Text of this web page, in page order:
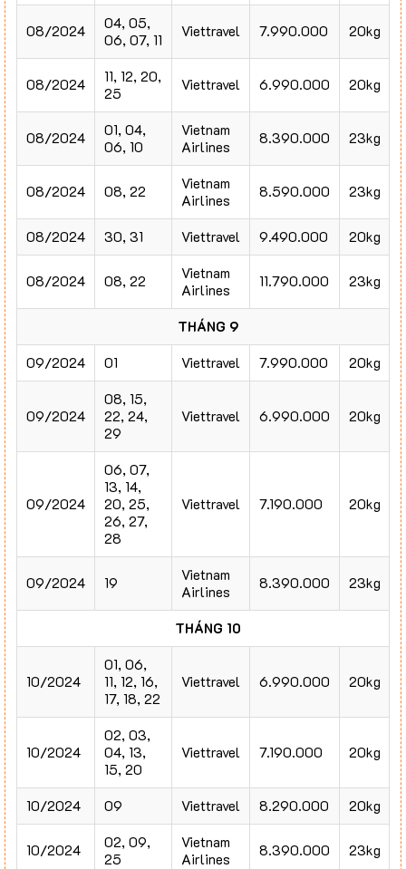
08/2024
04, 05,
06, 07, 11
Viettravel 7.990.000 20kg
08/2024
11, 12, 20,
25
Viettravel 6.990.000 20kg
08/2024
01, 04,
06, 10
Vietnam
Airlines
8.390.000 23kg
08/2024 08, 22
Vietnam
Airlines
8.590.000 23kg
08/2024 30, 31 Viettravel 9.490.000 20kg
08/2024 08, 22
Vietnam
Airlines
11.790.000 23kg
THÁNG 9
09/2024
01 Viettravel 7.990.000 20kg
09/2024
08, 15,
22, 24,
29
Viettravel 6.990.000 20kg
09/2024
06, 07,
13, 14,
20, 25,
26, 27,
28
Viettravel 7.190.000 20kg
09/2024 19
Vietnam
Airlines
8.390.000 23kg
THÁNG 10
10/2024
01, 06,
11, 12, 16,
17, 18, 22
Viettravel 6.990.000 20kg
10/2024
02, 03,
04, 13,
15, 20
Viettravel 7.190.000 20kg
10/2024 09 Viettravel 8.290.000 20kg
10/2024
02, 09,
25
Vietnam
Airlines
8.390.000 23kg